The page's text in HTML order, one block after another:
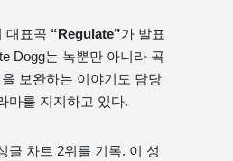
대표곡 “Regulate”가 발표
Dogg는 녹뿐만 아니라 곡
보완하는 이야기도 담당
마를 지지하고 있다.
글 차트 2위를 기록. 이 성